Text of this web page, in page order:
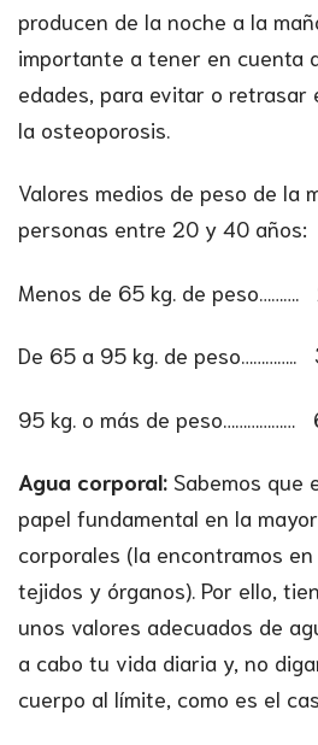
producen de la noche a la
importante a tener en cuenta
edades, para evitar o retrasar
la osteoporosis.
Valores medios de peso de la
personas entre 20 y 40 años:
Menos de 65 kg. de peso……….
De 65 a 95 kg. de peso…………..
95 kg. o más de peso………………
Agua corporal: Sabemos que
papel fundamental en la
corporales (la encontramos
tejidos y órganos). Por ello,
unos valores adecuados de
a cabo tu vida diaria y, no
cuerpo al límite, como es el